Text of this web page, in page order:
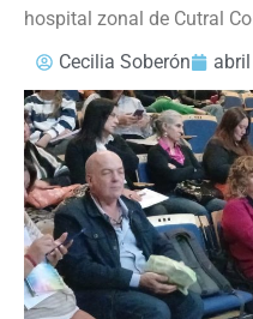
hospital zonal de Cutral
Cecilia Soberón